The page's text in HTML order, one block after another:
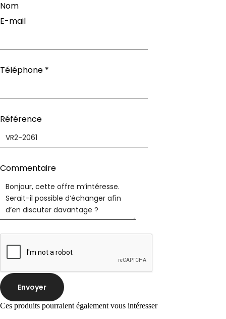
Nom
E-mail
Téléphone *
Téléphone
informations
Référence
Commentaire
Envoyer
Ces produits pourraient également vous intéresser